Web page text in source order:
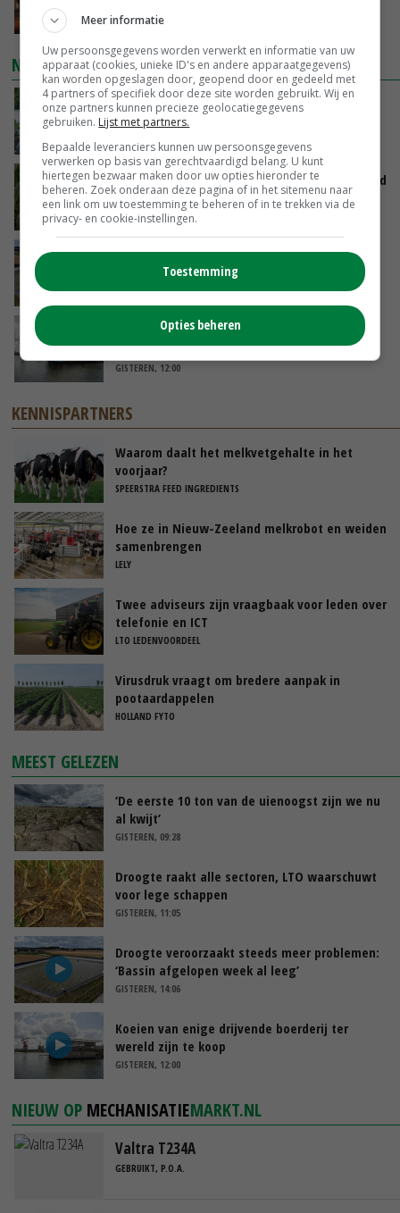
VANDAAG, 14:35
NIEUWSTE VIDEO'S
Oekraïne-vlogger Kees Huizinga: ‘Bezoek van
de ambassade mag zelf groente plukken’
VANDAAG, 12:00
Limburgse mais van Frijns doet het verrassend
goed
VANDAAG, 10:00
Droogte veroorzaakt steeds meer problemen:
‘Bassin afgelopen week al leeg’
GISTEREN, 14:06
Koeien van enige drijvende boerderij ter
wereld zijn te koop
GISTEREN, 12:00
KENNISPARTNERS
Waarom daalt het melkvetgehalte in het
voorjaar?
SPEERSTRA FEED INGREDIENTS
Hoe ze in Nieuw-Zeeland melkrobot en weiden
samenbrengen
LELY
Twee adviseurs zijn vraagbaak voor leden over
telefonie en ICT
LTO LEDENVOORDEEL
Virusdruk vraagt om bredere aanpak in
pootaardappelen
HOLLAND FYTO
MEEST GELEZEN
‘De eerste 10 ton van de uienoogst zijn we nu
al kwijt’
GISTEREN, 09:28
Droogte raakt alle sectoren, LTO waarschuwt
voor lege schappen
GISTEREN, 11:05
Droogte veroorzaakt steeds meer problemen:
‘Bassin afgelopen week al leeg’
GISTEREN, 14:06
Koeien van enige drijvende boerderij ter
wereld zijn te koop
GISTEREN, 12:00
NIEUW OP MECHANISATIEMARKT.NL
Valtra T234A
GEBRUIKT, P.O.A.
Meer informatie
Uw persoonsgegevens worden verwerkt en informatie van uw
apparaat (cookies, unieke ID's en andere apparaatgegevens)
kan worden opgeslagen door, geopend door en gedeeld met
4 partners of specifiek door deze site worden gebruikt. Wij en
onze partners kunnen precieze geolocatiegegevens
gebruiken. Lijst met partners.
Bepaalde leveranciers kunnen uw persoonsgegevens
verwerken op basis van gerechtvaardigd belang. U kunt
hiertegen bezwaar maken door uw opties hieronder te
beheren. Zoek onderaan deze pagina of in het sitemenu naar
een link om uw toestemming te beheren of in te trekken via de
privacy- en cookie-instellingen.
Toestemming
Opties beheren